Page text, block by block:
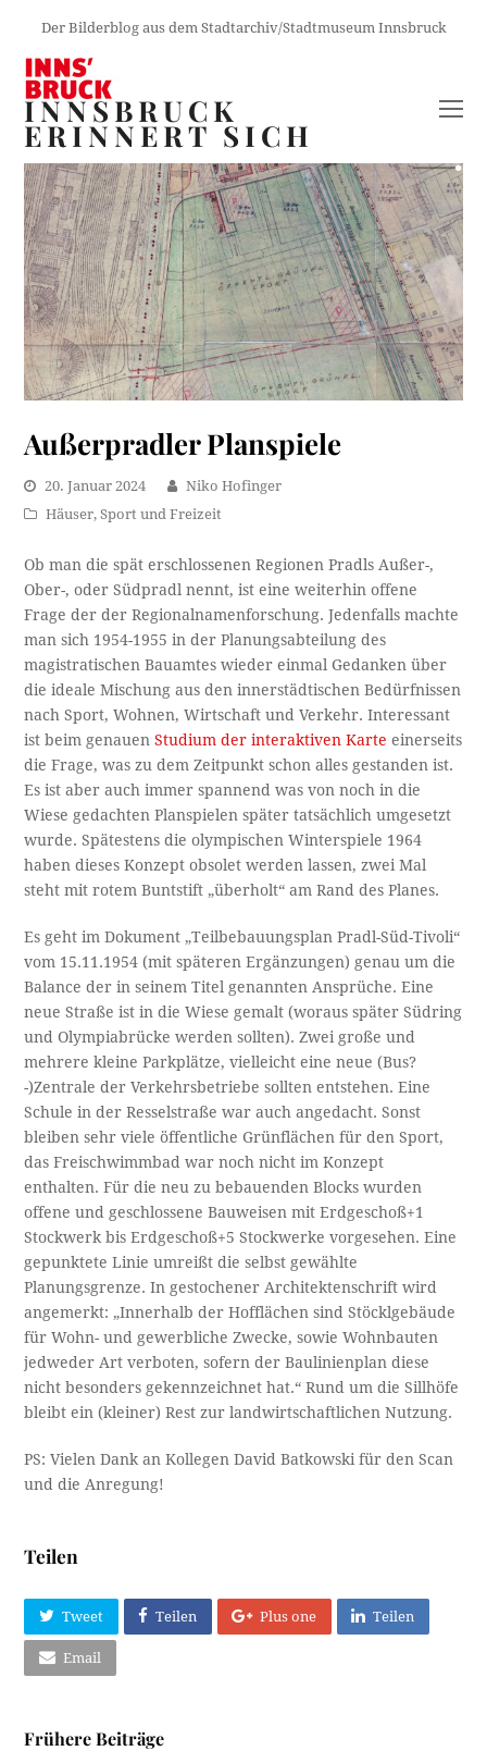
Der Bilderblog aus dem Stadtarchiv/Stadtmuseum Innsbruck
INNSBRUCK
ERINNERT SICH
Außerpradler Planspiele
20. Januar 2024
Niko Hofinger
Häuser,Sport und Freizeit
Ob man die spät erschlossenen Regionen Pradls Außer-,
Ober-, oder Südpradl nennt, ist eine weiterhin offene
Frage der der Regionalnamenforschung. Jedenfalls machte
man sich 1954-1955 in der Planungsabteilung des
magistratischen Bauamtes wieder einmal Gedanken über
die ideale Mischung aus den innerstädtischen Bedürfnissen
nach Sport, Wohnen, Wirtschaft und Verkehr. Interessant
ist beim genauenStudium der interaktiven Karte einerseits
die Frage, was zu dem Zeitpunkt schon alles gestanden ist.
Es ist aber auch immer spannend was von noch in die
Wiese gedachten Planspielen später tatsächlich umgesetzt
wurde. Spätestens die olympischen Winterspiele 1964
haben dieses Konzept obsolet werden lassen, zwei Mal
steht mit rotem Buntstift „überholt“ am Rand des Planes.
Es geht im Dokument „Teilbebauungsplan Pradl-Süd-Tivoli“
vom 15.11.1954 (mit späteren Ergänzungen) genau um die
Balance der in seinem Titel genannten Ansprüche. Eine
neue Straße ist in die Wiese gemalt (woraus später Südring
und Olympiabrücke werden sollten). Zwei große und
mehrere kleine Parkplätze, vielleicht eine neue (Bus?
-)Zentrale der Verkehrsbetriebe sollten entstehen. Eine
Schule in der Resselstraße war auch angedacht. Sonst
bleiben sehr viele öffentliche Grünflächen für den Sport,
das Freischwimmbad war noch nicht im Konzept
enthalten. Für die neu zu bebauenden Blocks wurden
offene und geschlossene Bauweisen mit Erdgeschoß+1
Stockwerk bis Erdgeschoß+5 Stockwerke vorgesehen. Eine
gepunktete Linie umreißt die selbst gewählte
Planungsgrenze. In gestochener Architektenschrift wird
angemerkt: „Innerhalb der Hofflächen sind Stöcklgebäude
für Wohn- und gewerbliche Zwecke, sowie Wohnbauten
jedweder Art verboten, sofern der Baulinienplan diese
nicht besonders gekennzeichnet hat.“ Rund um die Sillhöfe
bleibt ein (kleiner) Rest zur landwirtschaftlichen Nutzung.
PS: Vielen Dank an Kollegen David Batkowski für den Scan
und die Anregung!
Teilen
Tweet Teilen Plus one Teilen
Email
Frühere Beiträge